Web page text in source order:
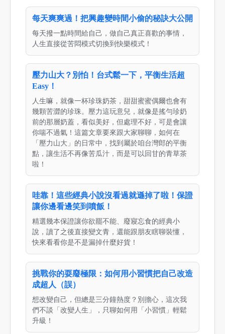
每天爽爽過！把興趣變時間小偷的秘訣大公開
每天撥一點時間給自己，做自己真正喜歡的事情，
人生直接從苦悶模式切換到快樂模式！
壓力山大？別怕！台式鬆一下，平衡生活超
Easy！
人生嘛，就像一杯珍珠奶茶，甜甜蜜蜜偶爾也會有
幾顆苦澀的珍珠。壓力這玩意兒，就像是搖勻珍奶
前的那層奶蓋，看似美好，但處理不好，可是會讓
你喘不過氣！這篇文章要來跟大家聊聊，如何在
「壓力山大」的日常中，找到屬於咱台灣郎的平衡
點，讓生活不再像苦瓜汁，而是可以回甘的青草茶
啦！
哇靠！這些經典小說沒看過就遜掉了啦！保證
讓你邊看邊笑到噴飯！
精選幾本保證讓你欲罷不能、廢寢忘食的經典小
說，讀了之後直接變文青，還能跟朋友瞎聊裝懂，
快來看看你是不是漏掉什麼好貨！
挑戰你的耍廢極限：如何用小習慣把自己改造
成超人（誤）
想改變自己，但總是三分鐘熱度？別擔心，這次我
們不談「改變人生」，只聊如何用「小習慣」輕鬆
升級！